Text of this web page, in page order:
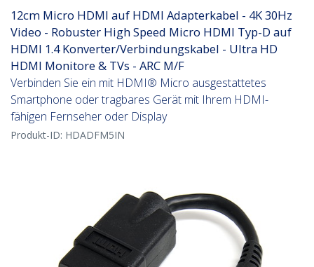
12cm Micro HDMI auf HDMI Adapterkabel - 4K 30Hz
Video - Robuster High Speed Micro HDMI Typ-D auf
HDMI 1.4 Konverter/Verbindungskabel - Ultra HD
HDMI Monitore & TVs - ARC M/F
Verbinden Sie ein mit HDMI® Micro ausgestattetes
Smartphone oder tragbares Gerät mit Ihrem HDMI-
fähigen Fernseher oder Display
Produkt-ID: HDADFM5IN